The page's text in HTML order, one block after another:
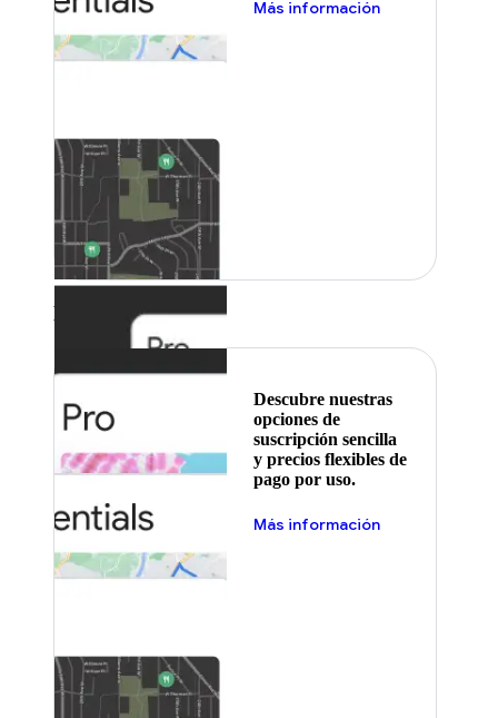
Más información
Destacado
Descubre nuestras
opciones de
suscripción sencilla
y precios flexibles de
pago por uso.
Más información